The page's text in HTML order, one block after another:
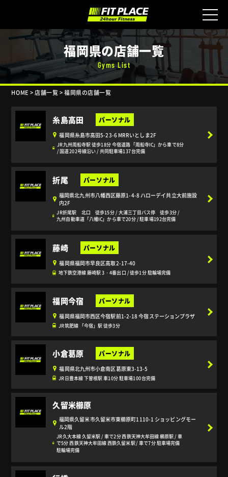
福岡県の店舗一覧
Gyms List
HOME > 店舗一覧>福岡県の店舗一覧
糸島高田
福岡県糸島市高田5-23-6 MRRいとしま2F
JR九州周船寺駅 徒歩18分 今宿道路「周船寺IC」から車で8分
/ 国道202号線沿い / 共同駐車場137台完備
折尾
福岡県北九州市八幡西区藤原1-4-8 ハローデイ共立大前施設
内2F
JR折尾駅 北口 徒歩15分 / 大浦三丁目バス停 徒歩3分 /
九州自動車道「八幡IC」から車で20分 / 駐車場192台完備
藤崎
福岡県福岡市早良区高取2-17-40
地下鉄空港線 藤崎駅 3・4番出口 / 徒歩1分 駐輪場完備
福岡今宿
福岡県福岡市西区今宿駅前1-2-18 今宿ステーションプラザ
JR筑肥線 「今宿」駅 徒歩3分
小倉葛原
福岡県北九州市小倉南区葛原東3-13-5
JR日豊本線 下曽根駅 車10分 駐車場100台完備
久留米櫛原
福岡県久留米市久留米市東櫛原町1110-1 ショッピングモー
ル2階
JR久大本線 久留米駅 / 車で2分 西鉄天神大牟田線 櫛原駅 / 車
で5分 西鉄天神大牟田線 西鉄久留米駅 / 車で7分 駐車場完備
駐輪場完備